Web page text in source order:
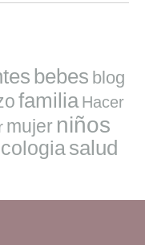
bebes blog
familia Hacer
mujer niños
salud